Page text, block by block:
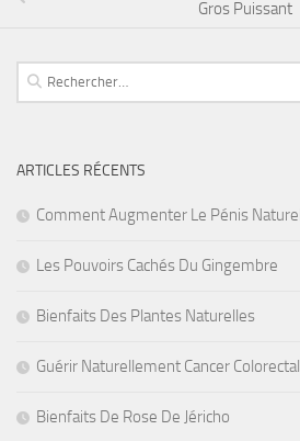
Gros Puissant
Rechercher :
ARTICLES RÉCENTS
Comment Augmenter Le Pénis
Les Pouvoirs Cachés Du Gingembre
Bienfaits Des Plantes Naturelles
Guérir Naturellement Cancer Colorectal
Bienfaits De Rose De Jéricho